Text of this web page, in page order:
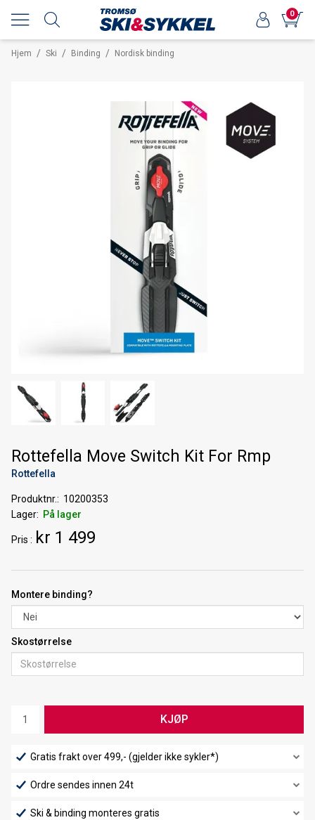
0
Hjem / Ski / Binding / Nordisk binding
Rottefella Move Switch Kit For Rmp
Rottefella
Produktnr.
10200353
Lager
På lager
Pris kr 1 499
Montere binding?
Skostørrelse
KJØP
Gratis frakt over 499,- (gjelder ikke sykler*)
Ordre sendes innen 24t
Ski & binding monteres gratis